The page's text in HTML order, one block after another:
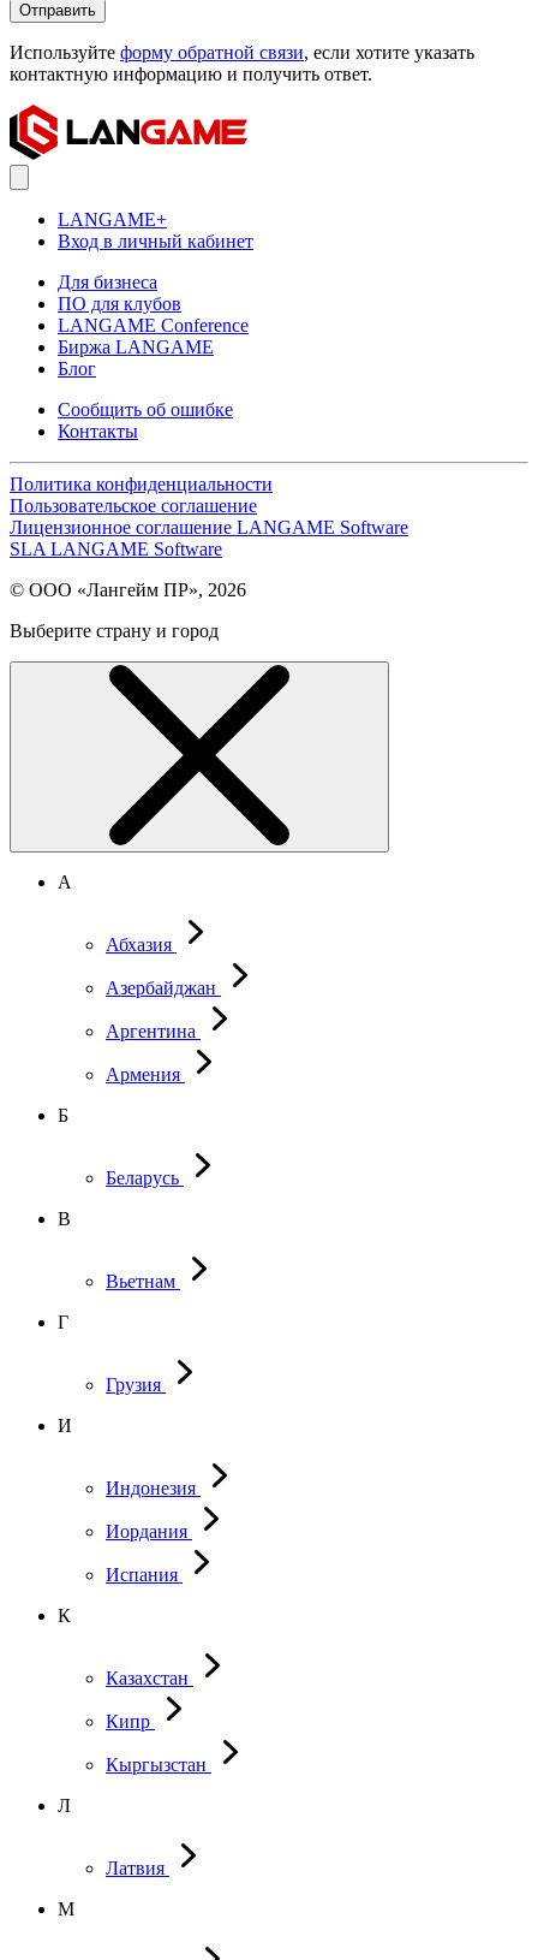
Отправить
Используйте форму обратной связи, если хотите указать
контактную информацию и получить ответ.
LANGAME+
Вход в личный кабинет
Для бизнеса
ПО для клубов
LANGAME Conference
Биржа LANGAME
Блог
Сообщить об ошибке
Контакты
Политика конфиденциальности
Пользовательское соглашение
Лицензионное соглашение LANGAME Software
SLA LANGAME Software
© ООО «Лангейм ПР», 2026
Выберите страну и город
А
Абхазия
Азербайджан
Аргентина
Армения
Б
Беларусь
В
Вьетнам
Г
Грузия
И
Индонезия
Иордания
Испания
К
Казахстан
Кипр
Кыргызстан
Л
Латвия
М